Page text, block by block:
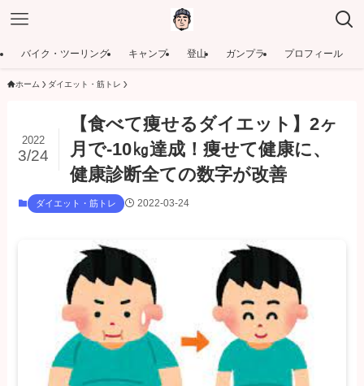
バイク・ツーリング キャンプ 登山 ガンプラ プロフィール
ホーム ダイエット・筋トレ
【食べて痩せるダイエット】2ヶ
月で-10㎏達成！痩せて健康に、
健康診断全ての数字が改善
2022
3/24
ダイエット・筋トレ 2022-03-24